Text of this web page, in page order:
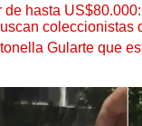
hasta
coleccionistas
Gularte que